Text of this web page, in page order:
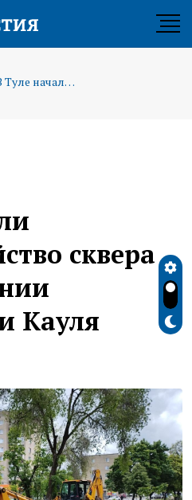
В Туле начали благоустройство сквера на пересечении Оборонной и Кауля
сквера
Кауля